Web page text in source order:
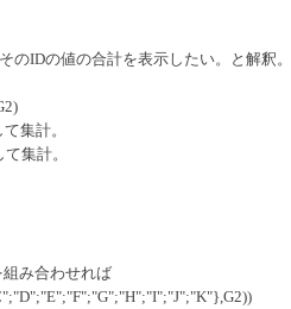
のIDの値の合計を表示したい。と解釈。
集計。
集計。
み合わせれば